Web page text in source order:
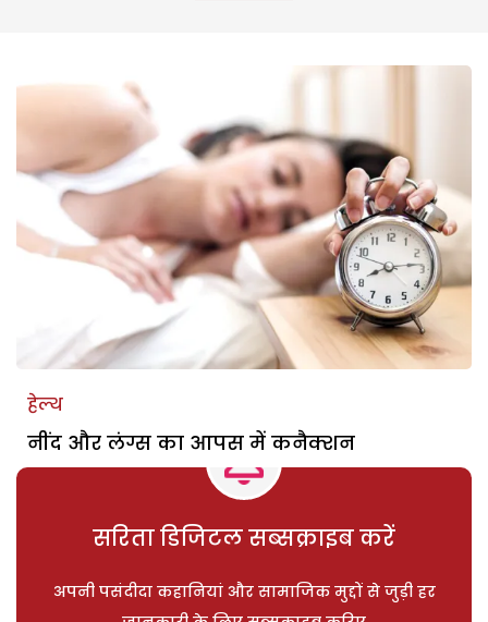
हेल्थ
नींद और लंग्स का आपस में कनैक्शन
सरिता डिजिटल सब्सक्राइब करें
अपनी पसंदीदा कहानियां और सामाजिक मुद्दों से जुड़ी हर